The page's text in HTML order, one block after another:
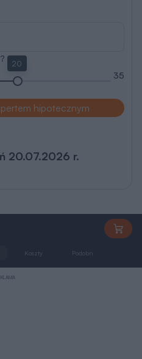
20
35
hipotecznym
20.07.2026 r.
Koszty Podobne